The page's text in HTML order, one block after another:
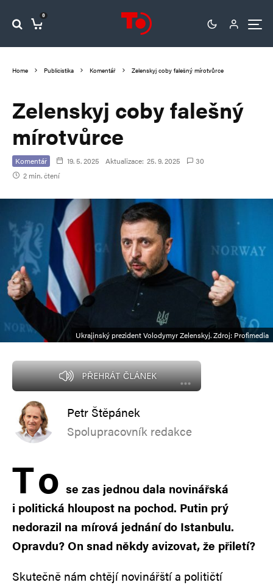
0
Home Publicistika Komentář Zelenskyj coby falešný mírotvůrce
Zelenskyj coby falešný
mírotvůrce
Komentář 19. 5. 2025 Aktualizace: 25. 9. 2025
30
2 min. čtení
Ukrajinský prezident Volodymyr Zelenskyj. Zdroj: Profimedia
PŘEHRÁT ČLÁNEK
Petr Štěpánek
Spolupracovník redakce
To se zas jednou dala novinářská
i politická hloupost na pochod. Putin prý
nedorazil na mírová jednání do Istanbulu.
Opravdu? On snad někdy avizovat, že přiletí?
Skutečně nám chtějí novinářští a političtí